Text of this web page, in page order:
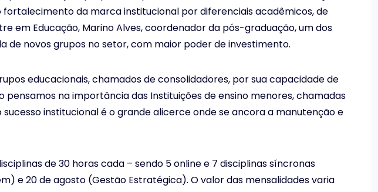
da marca institucional por diferenciais acadêmicos, de
em Educação, Marino Alves, coordenador da pós-graduação, um dos
novos grupos no setor, com maior poder de investimento.
educacionais, chamados de consolidadores, por sua capacidade de
na importância das Instituições de ensino menores, chamadas
institucional é o grande alicerce onde se ancora a manutenção e
de 30 horas cada – sendo 5 online e 7 disciplinas síncronas
e 20 de agosto (Gestão Estratégica). O valor das mensalidades varia